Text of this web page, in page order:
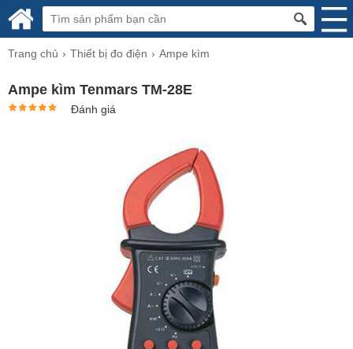
Trang chủ Thiết bị đo điện Ampe kìm
Ampe kìm Tenmars TM-28E
Đánh giá